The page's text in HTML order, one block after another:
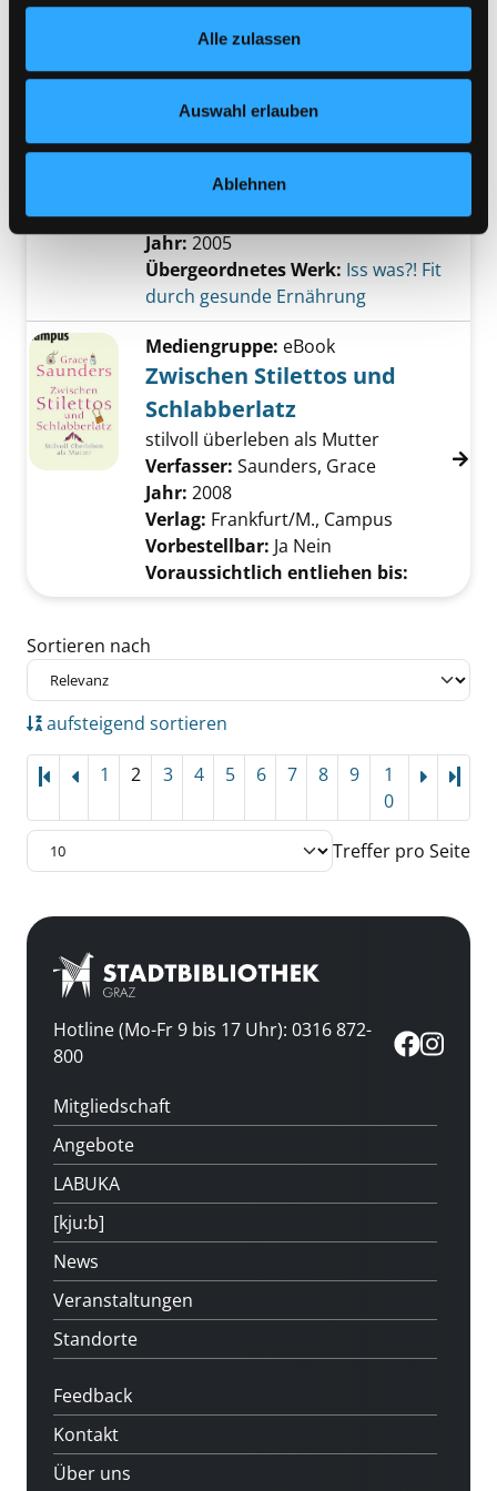
Footer unter „Cookies“ die gesetzte Zustimmung
jederzeit widerrufen und Ihre Einstellungen verändern.
Nähere Informationen finden Sie in unserer
Alle zulassen
Auswahl erlauben
Ablehnen
2010
Verlag: Hamburg, Spomedis
Mediengruppe:Kinderbuch
Verfasser:Hille, Astrid
Dina
Jahr:2005
Übergeordnetes Werk: Iss was?! Fit
durch gesunde Ernährung
Mediengruppe: eBook
Zwischen Stilettos und
Schlabberlatz
stilvoll überleben als Mutter
Verfasser: Saunders, Grace Suche nach
Jahr: 2008
Verlag: Frankfurt/M., Campus
Vorbestellbar: Ja Nein
Voraussichtlich entliehen bis:
Zu den Suchfiltern springen
Sortieren nach
aufsteigend sortieren
1 2 3 4 5 6 7 8 9
1
0
Treffer pro Seite
Hotline (Mo-Fr 9 bis 17 Uhr): 0316 872-
800
Mitgliedschaft
Angebote
LABUKA
[kju:b]
News
Veranstaltungen
Standorte
Feedback
Kontakt
Über uns